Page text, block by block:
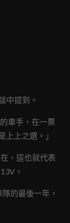
中提到。
車手，在一票
上之選。」
，這也就代表
。
的最後一年，